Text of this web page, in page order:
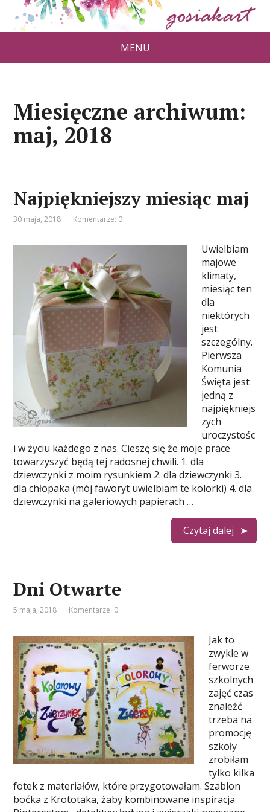
MENU
Miesięczne archiwum:
maj, 2018
Najpiękniejszy miesiąc maj
30 maja, 2018 Komentarze: 0
Uwielbiam
majowe
klimaty,
miesiąc ten
dla
niektórych
jest
szczególny.
Pierwsza
Komunia
Święta jest
jedną z
najpiękniejs
zych
uroczystośc
i w życiu każdego z nas. Cieszę się że moje prace
towarzyszyć będą tej radosnej chwili. 1. dla
dziewczynki z moim rysunkiem 2. dla dziewczynki 3.
dla chłopaka (mój faworyt uwielbiam te kolorki) 4. dla
dziewczynki na galeriowych papierach …
Czytaj dalej
Dni Otwarte
5 maja, 2018 Komentarze: 0
Jak to
zwykle w
ferworze
szkolnych
zajęć czas
znaleźć
trzeba na
promocję
szkoły
zrobiłam
tylko kilka
fotek z materiałów, które przygotowałam. Szablon
boćka z Krototaka, żaby kombinowane inspiracja